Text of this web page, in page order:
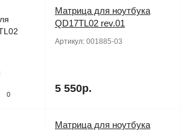
0
Матрица для ноутбука
QD17TL02 rev.01
Артикул: 001885-03
5 550р.
Матрица для ноутбука